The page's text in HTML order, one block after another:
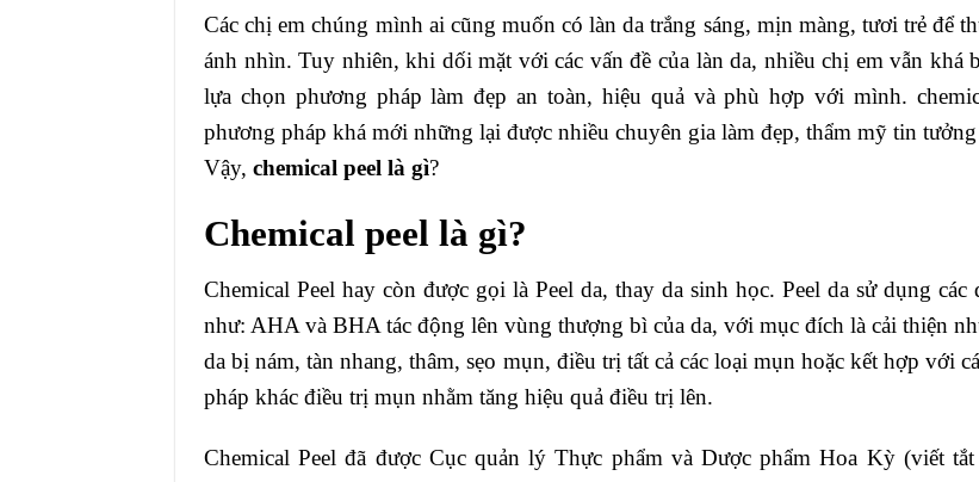
Các chị em chúng mình ai cũng muốn có làn da trắng sáng, mịn màng, tươi trẻ để
ánh nhìn. Tuy nhiên, khi dối mặt với các vấn đề của làn da, nhiều chị em vẫn khá
lựa chọn phương pháp làm đẹp an toàn, hiệu quả và phù hợp với mình.
phương pháp khá mới những lại được nhiều chuyên gia làm đẹp, thẩm mỹ tin
Vậy, chemical peel là gì?
Chemical peel là gì?
Chemical Peel hay còn được gọi là Peel da, thay da sinh học. Peel da sử dụng các
như: AHA và BHA tác động lên vùng thượng bì của da, với mục đích là cải thiện
da bị nám, tàn nhang, thâm, sẹo mụn, điều trị tất cả các loại mụn hoặc kết hợp với
pháp khác điều trị mụn nhằm tăng hiệu quả điều trị lên.
Chemical Peel đã được Cục quản lý Thực phẩm và Dược phẩm Hoa Kỳ (viết